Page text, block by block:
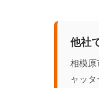
他社
相模原
ャッタ